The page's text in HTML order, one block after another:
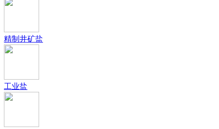
精制井矿盐
工业盐